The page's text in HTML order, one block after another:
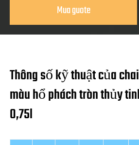
Mua guote
Thông số kỹ thuật của
màu hổ phách tròn thủy
0,75l